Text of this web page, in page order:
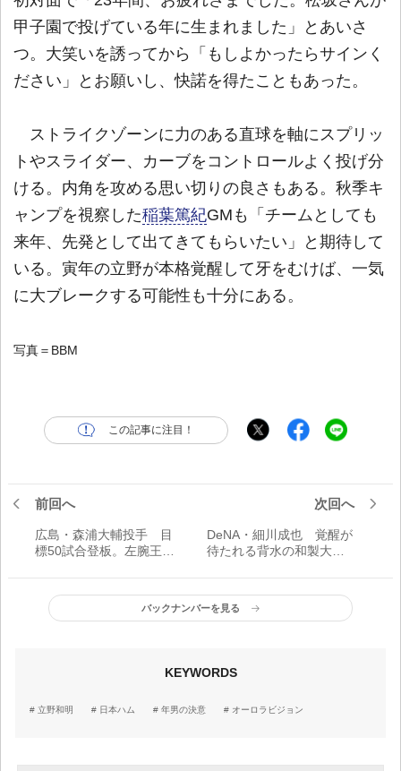
甲子園で投げている年に生まれました」とあいさ
つ。大笑いを誘ってから「もしよかったらサインく
ださい」とお願いし、快諾を得たこともあった。
ストライクゾーンに力のある直球を軸にスプリッ
トやスライダー、カーブをコントロールよく投げ分
ける。内角を攻める思い切りの良さもある。秋季キ
ャンプを視察した稲葉篤紀GMも「チームとしても
来年、先発として出てきてもらいたい」と期待して
いる。寅年の立野が本格覚醒して牙をむけば、一気
に大ブレークする可能性も十分にある。
写真＝BBM
この記事に注目！
前回へ
広島・森浦大輔投手 目
標50試合登板。左腕王国
置／年男の決意
次回へ
DeNA・細川成也 覚醒が
待たれる背水の和製大砲
バックナンバーを見る
KEYWORDS
立野和明 日本ハム 年男の決意 オーロラビジョン